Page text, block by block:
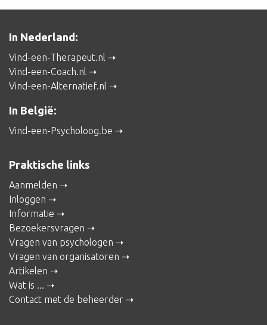
In Nederland:
Vind-een-Therapeut.nl
Vind-een-Coach.nl
Vind-een-Alternatief.nl
In België:
Vind-een-Psycholoog.be
Praktische links
Aanmelden
Inloggen
Informatie
Bezoekersvragen
Vragen van psychologen
Vragen van organisatoren
Artikelen
Wat is ...
Contact met de beheerder